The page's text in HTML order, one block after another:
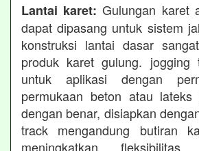
Lantai karet: Gulungan karet
dapat dipasang untuk sistem
konstruksi lantai dasar
produk karet gulung. jogging
untuk aplikasi dengan
permukaan beton atau lateks
dengan benar, disiapkan
track mengandung butiran
meningkatkan